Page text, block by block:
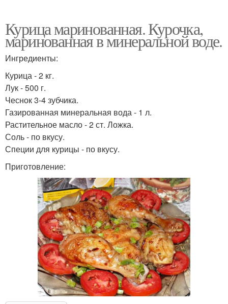
Курица маринованная. Курочка,
маринованная в минеральной воде.
Ингредиенты:
Курица - 2 кг.
Лук - 500 г.
Чеснок 3-4 зубчика.
Газированная минеральная вода - 1 л.
Растительное масло - 2 ст. Ложка.
Соль - по вкусу.
Специи для курицы - по вкусу.
Приготовление: